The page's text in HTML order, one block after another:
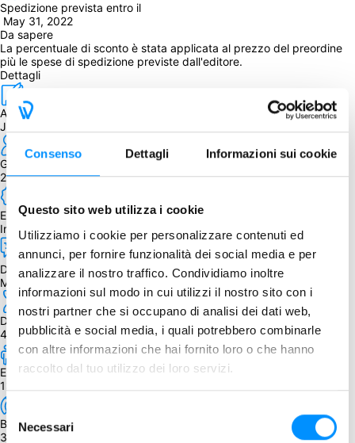
Consenso Dettagli Informazioni sui cookie
Questo sito web utilizza i cookie
Utilizziamo i cookie per personalizzare contenuti ed
annunci, per fornire funzionalità dei social media e per
analizzare il nostro traffico. Condividiamo inoltre
informazioni sul modo in cui utilizzi il nostro sito con i
nostri partner che si occupano di analisi dei dati web,
pubblicità e social media, i quali potrebbero combinarle
con altre informazioni che hai fornito loro o che hanno
raccolto dal tuo utilizzo dei loro servizi.
Selezione
delNecessari
Spedizione prevista entro il
May 31, 2022
Da sapere
La percentuale di sconto è stata applicata al prezzo del preordine
più le spese di spedizione previste dall'editore.
Dettagli
Autore
J. Felli
Giocatori
2 - 6
Edizione
Inglese
Dipendenza dalla lingua
Moderata
Durata
45 - 90 min.
Età
13+
BGG Weight
3.00